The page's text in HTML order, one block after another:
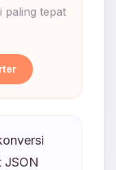
paling tepat
JSON